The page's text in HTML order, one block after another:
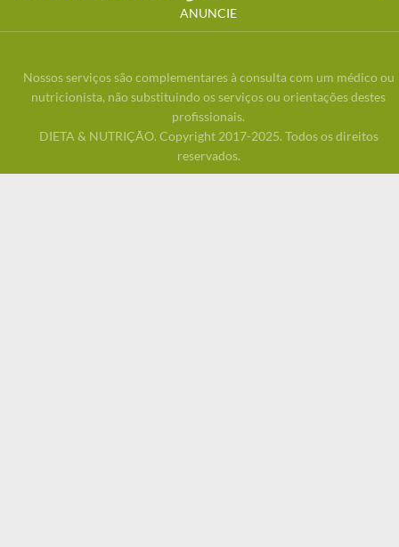
ANUNCIE
Nossos serviços são complementares à consulta com um médico ou
nutricionista, não substituindo os serviços ou orientações destes
profissionais.
DIETA & NUTRIÇÃO. Copyright 2017-2025. Todos os direitos
reservados.